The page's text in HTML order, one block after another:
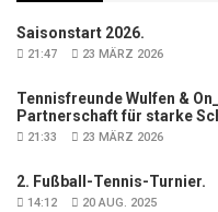
Saisonstart 2026.
21:47 23 MÄRZ 2026
Tennisfreunde Wulfen &
Partnerschaft für starke
21:33 23 MÄRZ 2026
2. Fußball-Tennis-Turnier.
14:12 20 AUG. 2025